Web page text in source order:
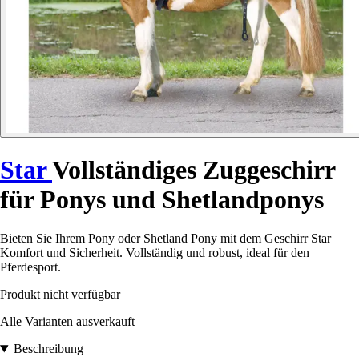
StarVollständiges Zuggeschirr
für Ponys und Shetlandponys
Bieten Sie Ihrem Pony oder Shetland Pony mit dem Geschirr Star
Komfort und Sicherheit. Vollständig und robust, ideal für den
Pferdesport.
Produkt nicht verfügbar
Alle Varianten ausverkauft
Beschreibung